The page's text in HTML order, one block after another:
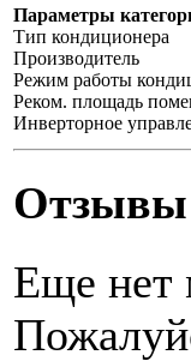
Параметры
Тип кондиционера
Производитель
Режим работы
Реком. площадь
Инверторное
Отзывы
Еще нет